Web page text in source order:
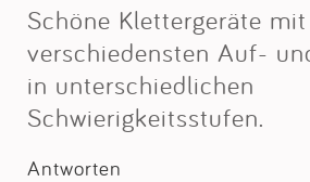
Partner
Kontakt
Schöne Klettergeräte
verschiedensten Auf-
in unterschiedlichen
Schwierigkeitsstufen.
Antworten